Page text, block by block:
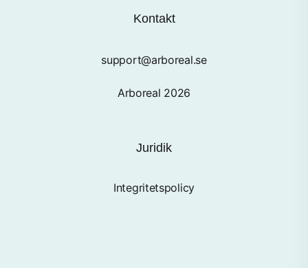
Kontakt
support@arboreal.se
Arboreal 2026
Juridik
Integritetspolicy